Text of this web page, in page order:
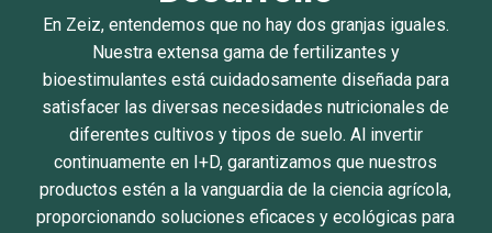
En Zeiz, entendemos que no hay dos granjas iguales.
Nuestra extensa gama de fertilizantes y
bioestimulantes está cuidadosamente diseñada para
satisfacer las diversas necesidades nutricionales de
diferentes cultivos y tipos de suelo. Al invertir
continuamente en I+D, garantizamos que nuestros
productos estén a la vanguardia de la ciencia agrícola,
proporcionando soluciones eficaces y ecológicas para